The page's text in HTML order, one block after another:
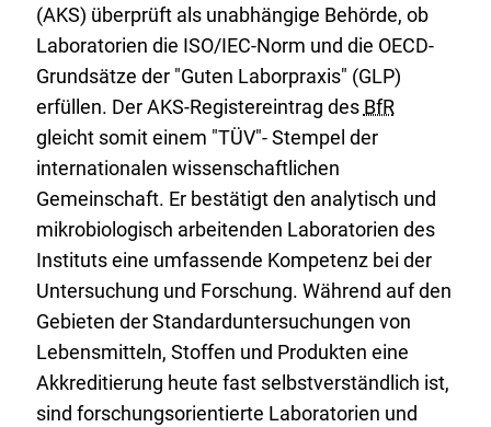
(AKS) überprüft als unabhängige Behörde, ob
Laboratorien die ISO/IEC-Norm und die OECD-
Grundsätze der "Guten Laborpraxis" (GLP)
erfüllen. Der AKS-Registereintrag des BfR
gleicht somit einem "TÜV"- Stempel der
internationalen wissenschaftlichen
Gemeinschaft. Er bestätigt den analytisch und
mikrobiologisch arbeitenden Laboratorien des
Instituts eine umfassende Kompetenz bei der
Untersuchung und Forschung. Während auf den
Gebieten der Standarduntersuchungen von
Lebensmitteln, Stoffen und Produkten eine
Akkreditierung heute fast selbstverständlich ist,
sind forschungsorientierte Laboratorien und